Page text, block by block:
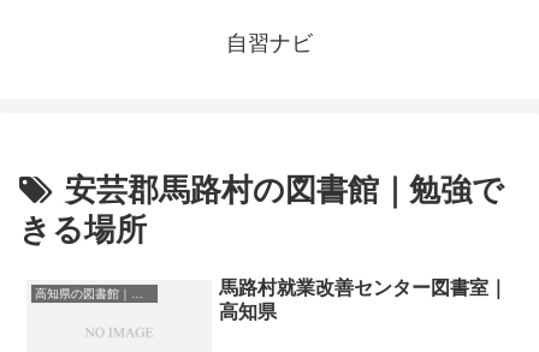
自習ナビ
安芸郡馬路村の図書館｜勉強で
きる場所
馬路村就業改善センター図書室｜
高知県